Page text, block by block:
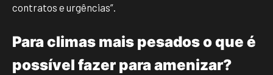
contratos e urgências”.
Para climas mais pesados o que é
possível fazer para amenizar?